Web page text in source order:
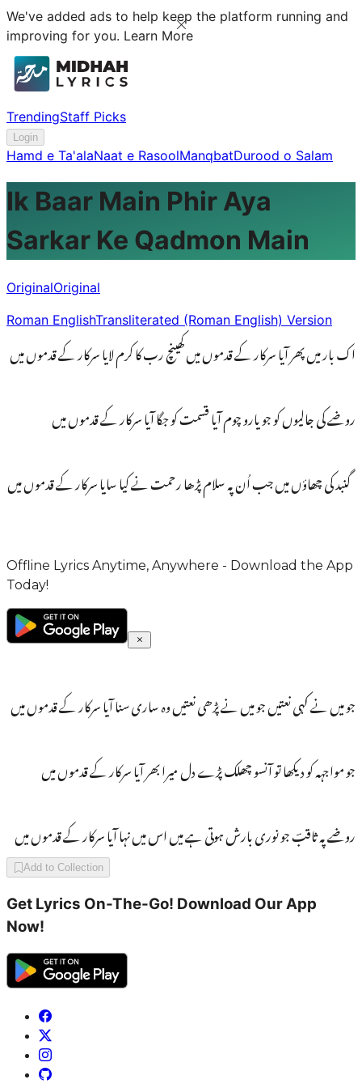
We've added ads to help keep the platform running and
improving for you. Learn More
TrendingStaff Picks
Login
Hamd e Ta'alaNaat e RasoolManqbatDurood o Salam
Ik Baar Main Phir Aya
Sarkar Ke Qadmon Main
OriginalOriginal
Roman EnglishTransliterated (Roman English) Version
اک بار میں پھر آیا سرکار کے قدموں میں کھینچ رب کا کرم لایا سرکار کے قدموں میں
روضے کی جالیوں کو جو یارو چوم آیا قسمت کو جگا آیا سرکار کے قدموں میں
گنبد کی چھاؤں میں جب اُن پہ سلام پڑھا رحمت نے کیا سایا سرکار کے قدموں میں
Offline Lyrics Anytime, Anywhere - Download the App
Today!
جو میں نے کہی نعتیں جو میں نے پڑھی نعتیں وہ ساری سنا آیا سرکار کے قدموں میں
جو مواجہہ کو دیکھا تو آنسو چھلک پڑے دل میرا بھر آیا سرکار کے قدموں میں
روضے پہ ثاقبؔ جو نوری بارش ہوتی ہے میں اس میں نہا آیا سرکار کے قدموں میں
Add to Collection
Get Lyrics On-The-Go! Download Our App
Now!